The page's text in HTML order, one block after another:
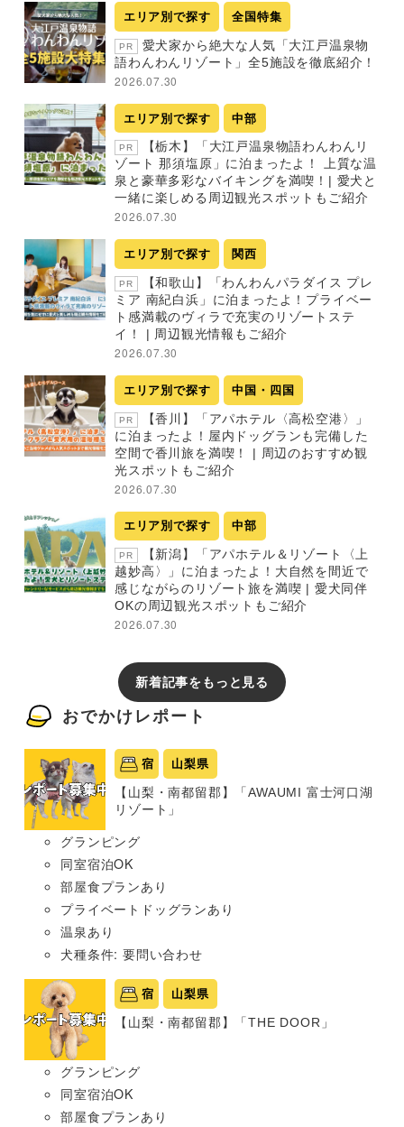
エリア別で探す 全国特集
PR
愛犬家から絶大な人気「大江戸温泉物
語わんわんリゾート」全5施設を徹底紹介！
2026.07.30
エリア別で探す 中部
PR
【栃木】「大江戸温泉物語わんわんリ
ゾート 那須塩原」に泊まったよ！ 上質な温
泉と豪華多彩なバイキングを満喫！| 愛犬と
一緒に楽しめる周辺観光スポットもご紹介
2026.07.30
エリア別で探す 関西
PR
【和歌山】「わんわんパラダイス プレ
ミア 南紀白浜」に泊まったよ！プライベー
ト感満載のヴィラで充実のリゾートステ
イ！ | 周辺観光情報もご紹介
2026.07.30
エリア別で探す 中国・四国
PR
【香川】「アパホテル〈高松空港〉」
に泊まったよ！屋内ドッグランも完備した
空間で香川旅を満喫！ | 周辺のおすすめ観
光スポットもご紹介
2026.07.30
エリア別で探す 中部
PR
【新潟】「アパホテル＆リゾート〈上
越妙高〉」に泊まったよ！大自然を間近で
感じながらのリゾート旅を満喫 | 愛犬同伴
OKの周辺観光スポットもご紹介
2026.07.30
新着記事をもっと見る
おでかけレポート
宿 山梨県
【山梨・南都留郡】「AWAUMI 富士河口湖
リゾート」
グランピング
同室宿泊OK
部屋食プランあり
プライベートドッグランあり
温泉あり
犬種条件: 要問い合わせ
宿 山梨県
【山梨・南都留郡】「THE DOOR」
グランピング
同室宿泊OK
部屋食プランあり